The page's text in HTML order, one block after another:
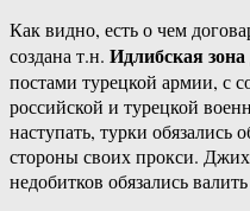
Как видно, есть о чем
создана т.н. Идлибская
постами турецкой армии, с
российской и турецкой
наступать, турки обязались
стороны своих прокси.
недобитков обязались